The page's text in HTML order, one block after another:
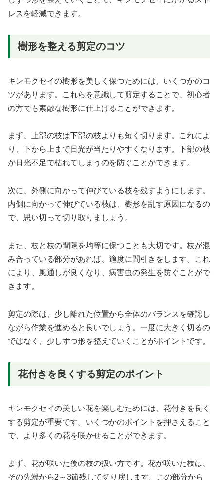
レスを軽減できます。
樹形を整える剪定のコツ
キンモクセイの樹形を美しく保つためには、いくつかのコ
ツがあります。これらを意識して剪定することで、初心者
の方でも素敵な樹形に仕上げることができます。
まず、上部の枝は下部の枝よりも短く切ります。これによ
り、下から上まで日光が当たりやすくなります。下部の枝
が日光不足で枯れてしまうのを防ぐことができます。
次に、外側に向かって伸びている枝を残すようにします。
内側に向かって伸びている枝は、樹形を乱す原因になるの
で、思い切って切り取りましょう。
また、枝と枝の間隔を均等に保つことも大切です。枝が混
み合っている部分があれば、適度に間引きをします。これ
により、風通しが良くなり、病害虫の発生を防ぐことがで
きます。
剪定の際は、少し離れた位置から全体のバランスを確認し
ながら作業を進めると良いでしょう。一度に大きく切るの
ではなく、少しずつ形を整えていくことがポイントです。
花付きを良くする剪定のポイント
キンモクセイの美しい花を楽しむためには、花付きを良く
する剪定が重要です。いくつかのポイントを押さえること
で、より多くの花を咲かせることができます。
まず、花が咲いた後の枝の扱い方です。花が咲いた枝は、
その先端から2～3節残して切り戻します。この部分から